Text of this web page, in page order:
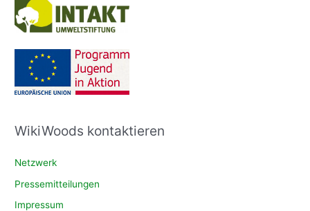
WikiWoods kontaktieren
Netzwerk
Pressemitteilungen
Impressum